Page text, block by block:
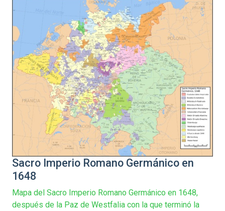
Sacro Imperio Romano Germánico en
1648
Mapa del Sacro Imperio Romano Germánico en 1648,
después de la Paz de Westfalia con la que terminó la